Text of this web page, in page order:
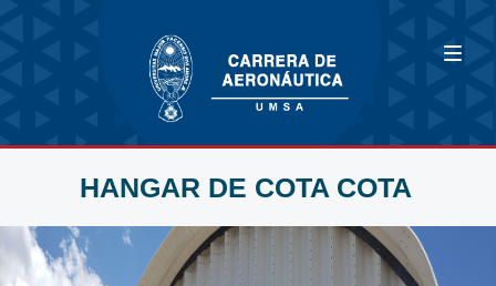
HANGAR DE COTA COTA